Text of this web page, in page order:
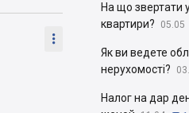

На що звертати
квартири?
05.05
Як ви ведете
нерухомості?
Налог на дар